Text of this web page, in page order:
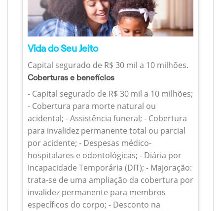
Vida do Seu Jeito
Capital segurado de R$ 30 mil a 10 milhões.
Coberturas e benefícios
- Capital segurado de R$ 30 mil a 10 milhões;
- Cobertura para morte natural ou
acidental; - Assistência funeral; - Cobertura
para invalidez permanente total ou parcial
por acidente; - Despesas médico-
hospitalares e odontológicas; - Diária por
Incapacidade Temporária (DIT); - Majoração:
trata-se de uma ampliação da cobertura por
invalidez permanente para membros
específicos do corpo; - Desconto na